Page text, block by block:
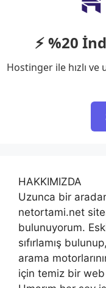
⚡ %20
Hostinger ile hızlı
HAKKIMIZDA
Uzunca bir
netortami.net
bulunuyorum.
sıfırlamış
arama
için temiz bir